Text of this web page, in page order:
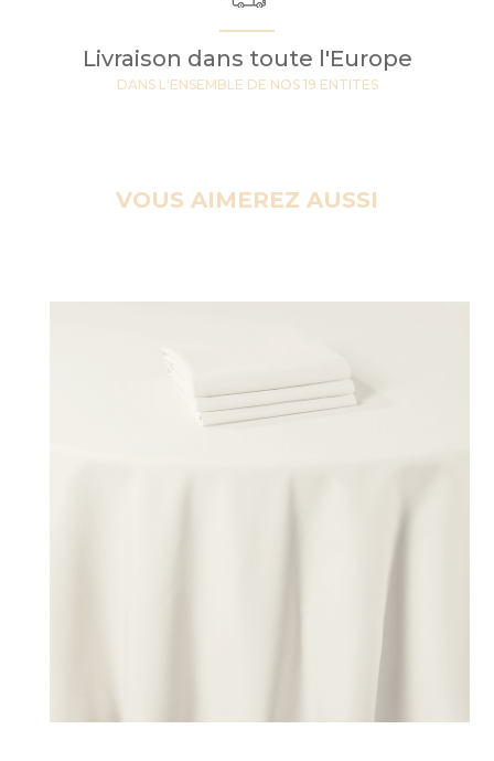
Livraison dans toute l'Europe
DANS L'ENSEMBLE DE NOS 19 ENTITES
VOUS AIMEREZ AUSSI